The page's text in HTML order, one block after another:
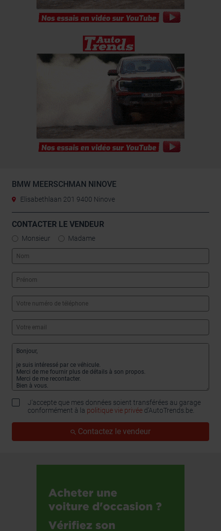
BMW MEERSCHMAN NINOVE
Elisabethlaan 201 9400 Ninove
CONTACTER LE VENDEUR
Monsieur Madame
J'accepte que mes données soient transférées au garage
conformément à la politique vie privée d’AutoTrends.be.
Contactez le vendeur